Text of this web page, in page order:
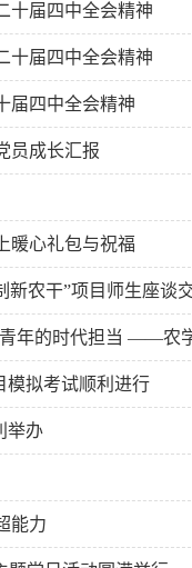
十届四中全会精神
十届四中全会精神
届四中全会精神
员成长汇报
暖心礼包与祝福
新农干”项目师生座谈
年的时代担当 ——农
模拟考试顺利进行
举办
能力